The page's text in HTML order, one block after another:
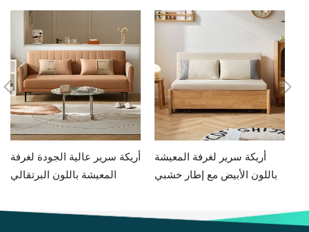
أريكة سرير عالية الجودة لغرفة
المعيشة باللون البرتقالي
أريكة سرير لغرفة المعيشة
باللون الأبيض مع إطار خشبي